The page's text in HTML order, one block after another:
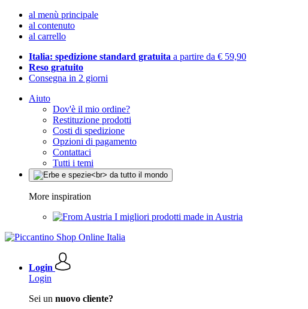
al menù principale
al contenuto
al carrello
Italia: spedizione standard gratuita a partire da € 59,90
Reso gratuito
Consegna in 2 giorni
Aiuto
Dov'è il mio ordine?
Restituzione prodotti
Costi di spedizione
Opzioni di pagamento
Contattaci
Tutti i temi
More inspiration
I migliori prodotti made in Austria
Login
Login
Sei un nuovo cliente?